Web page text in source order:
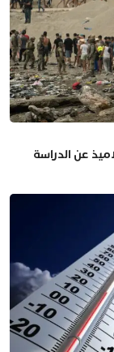
عن الدراسة